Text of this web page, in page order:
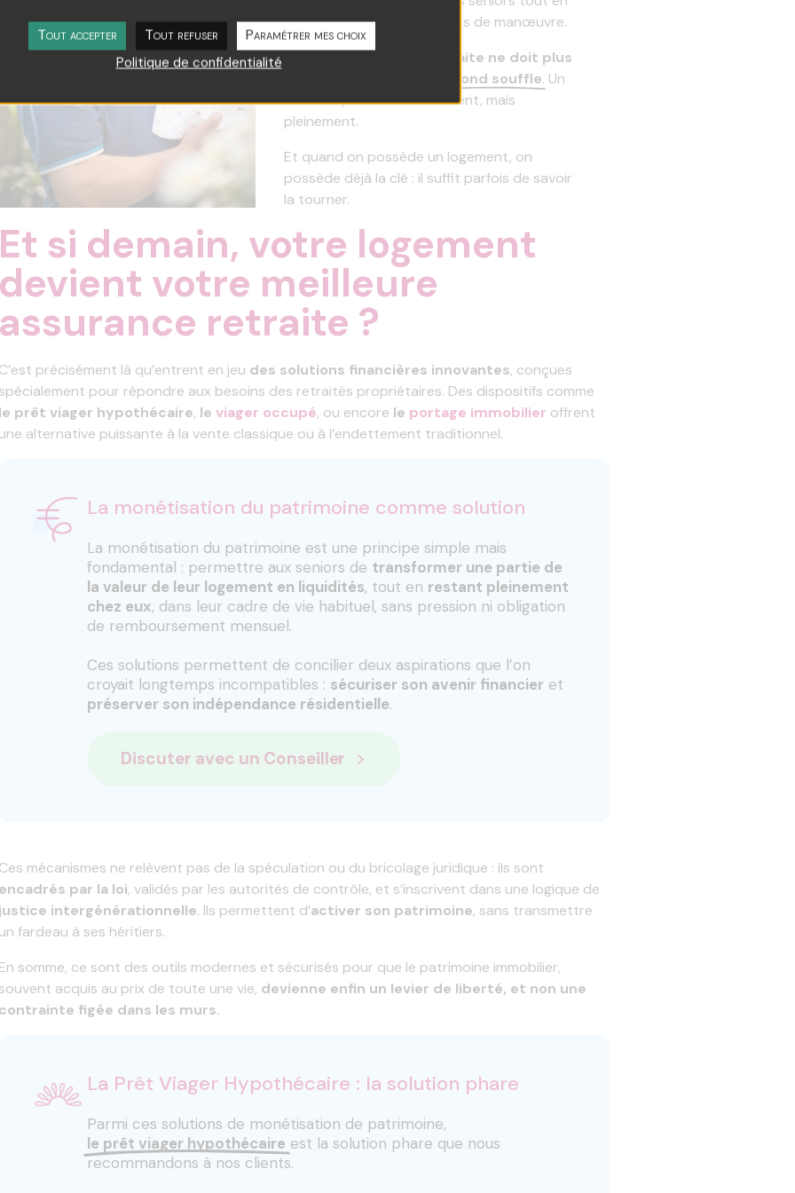
leur offrant de vraies marges de manœuvre.
la retraite ne doit plus
second souffle. Un
moment pour vivre autrement, mais
pleinement.
Et quand on possède un logement, on
possède déjà la clé : il suffit parfois de savoir
la tourner.
si demain, votre logement
votre meilleure
retraite ?
précisément là qu’entrent en jeu des solutions financières innovantes, conçues
pour répondre aux besoins des retraités propriétaires. Des dispositifs comme
prêt viager hypothécaire, leviager occupé, ou encore le portage immobilier offrent
alternative puissante à la vente classique ou à l’endettement traditionnel.
La monétisation du patrimoine comme solution
La monétisation du patrimoine est une principe simple mais
fondamental : permettre aux seniors de transformer une partie de
la valeur de leur logement en liquidités, tout en restant pleinement
chez eux, dans leur cadre de vie habituel, sans pression ni obligation
de remboursement mensuel.
Ces solutions permettent de concilier deux aspirations que l’on
croyait longtemps incompatibles : sécuriser son avenir financier et
préserver son indépendance résidentielle.
Discuter avec un Conseiller
mécanismes ne relèvent pas de la spéculation ou du bricolage juridique : ils sont
par la loi, validés par les autorités de contrôle, et s’inscrivent dans une logique de
intergénérationnelle. Ils permettent d’activer son patrimoine, sans transmettre
fardeau à ses héritiers.
somme, ce sont des outils modernes et sécurisés pour que le patrimoine immobilier,
acquis au prix de toute une vie, devienne enfin un levier de liberté, et non une
figée dans les murs.
La Prêt Viager Hypothécaire : la solution phare
Parmi ces solutions de monétisation de patrimoine,
le prêt viager hypothécaire est la solution phare que nous
recommandons à nos clients.
Tout accepter Tout refuser Paramétrer mes choix
Politique de confidentialité